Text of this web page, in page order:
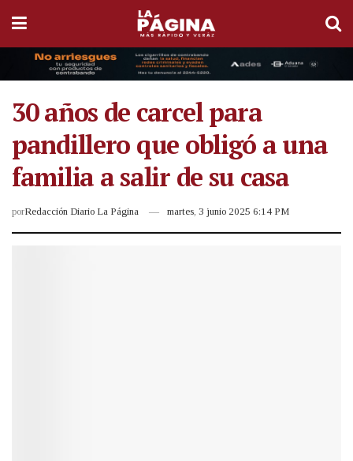
30 años de carcel para
pandillero que obligó a una
familia a salir de su casa
porRedacción Diario La Página martes, 3 junio 2025 6:14 PM